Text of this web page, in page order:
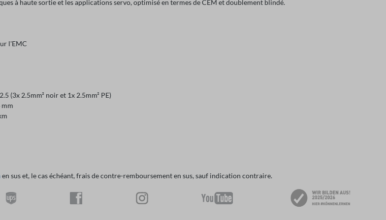
à haute sortie et les applications servo, optimisé en termes de CEM et doublement blindé.
l'EMC
(3x 2.5mm² noir et 1x 2.5mm² PE)
en sus et, le cas échéant, frais de contre-remboursement en sus, sauf indication contraire.